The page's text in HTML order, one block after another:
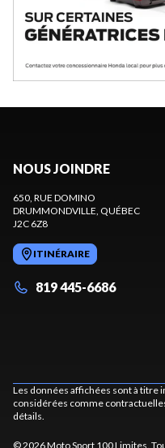
NOUS JOINDRE
650, RUE DOMINO
DRUMMONDVILLE , QUÉBEC
J2C 6Z8
ITINÉRAIRE
819 445-6686
Les données affichées sont à titre
considérées comme
détails.
© 2026 Moto Sport 100 Limites.